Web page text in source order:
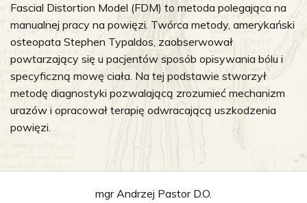
Fascial Distortion Model (FDM) to metoda polegająca na
manualnej pracy na powięzi. Twórca metody, amerykański
osteopata Stephen Typaldos, zaobserwował
powtarzający się u pacjentów sposób opisywania bólu i
specyficzną mowę ciała. Na tej podstawie stworzył
metodę diagnostyki pozwalającą zrozumieć mechanizm
urazów i opracował terapię odwracającą uszkodzenia
powięzi.
mgr Andrzej Pastor D.O.